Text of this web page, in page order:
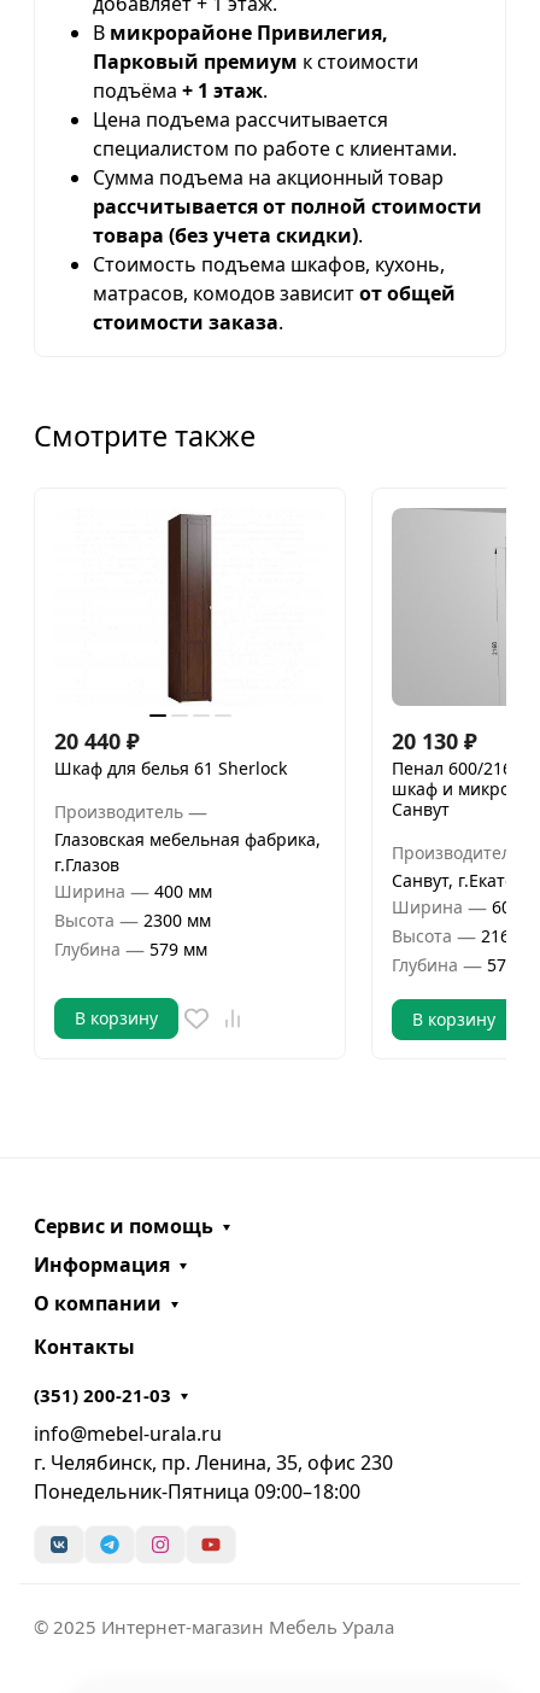
В микрорайоне Привилегия,
Парковый премиум к стоимости
подъёма + 1 этаж.
Цена подъема рассчитывается
специалистом по работе с клиентами.
Сумма подъема на акционный товар
рассчитывается от полной стоимости
товара (без учета скидки).
Стоимость подъема шкафов, кухонь,
матрасов, комодов зависитот общей
стоимости заказа.
Смотрите также
20 440 ₽
Шкаф для белья 61 Sherlock
Производитель —
Глазовская мебельная фабрика,
г.Глазов
Ширина — 400 мм
Высота — 2300 мм
Глубина — 579 мм
В корзину
20 130 ₽
Пенал 600/2160
шкаф и
Санвут
Производитель
Санвут,
Ширина — 600
Высота — 2160
Глубина — 570
В корзину
Сервис и помощь
Информация
О компании
Контакты
(351) 200-21-03
info@mebel-urala.ru
г. Челябинск, пр. Ленина, 35, офис 230
Понедельник-Пятница 09:00–18:00
© 2025 Интернет-магазин Мебель Урала